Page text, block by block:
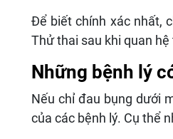
Để biết chính xác nhất,
Thử thai sau khi quan
Những bệnh lý
Nếu chỉ đau bụng dưới
của các bệnh lý. Cụ thể